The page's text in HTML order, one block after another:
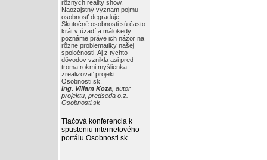
rôznych reality show.
Naozajstný význam pojmu
osobnosť degraduje.
Skutočné osobnosti sú často
krát v úzadí a málokedy
poznáme práve ich názor na
rôzne problematiky našej
spoločnosti. Aj z týchto
dôvodov vznikla asi pred
troma rokmi myšlienka
zrealizovať projekt
Osobnosti.sk.
Ing. Viliam Koza , autor
projektu, predseda o.z.
Osobnosti.sk
Tlačová konferencia k
spusteniu internetového
portálu Osobnosti.sk